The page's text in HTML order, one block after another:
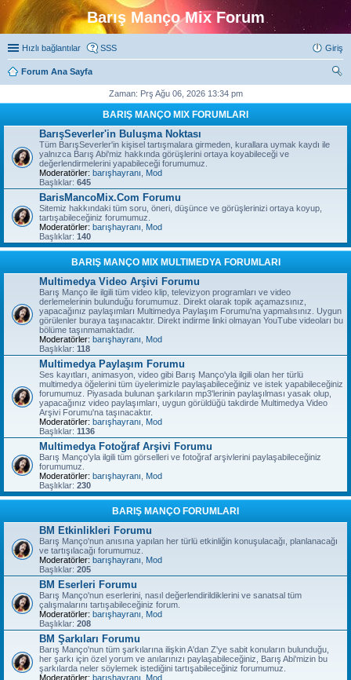
Barış Manço Mix Forum
Hızlı bağlantılar SSS Giriş
Forum Ana Sayfa
Zaman: Prş Ağu 06, 2026 13:34 pm
BARIŞ MANÇO MIX FORUMLARI
BarışSeverler'in Buluşma Noktası
Tüm BarışSeverler'in kişisel tartışmalara girmeden, kurallara uymak kaydı ile
yalnızca Barış Abi'miz hakkında görüşlerini ortaya koyabileceği ve
değerlendirmelerini yapabileceği forumumuz.
Moderatörler: barışhayranı
Mod
Başlıklar: 645
BarisMancoMix.Com Forumu
Sitemiz hakkındaki tüm soru, öneri, düşünce ve görüşlerinizi ortaya koyup,
tartışabileceğiniz forumumuz.
Moderatörler: barışhayranı
Mod
Başlıklar: 140
BARIŞ MANÇO MIX MULTIMEDYA FORUMLARI
Multimedya Video Arşivi Forumu
Barış Manço ile ilgili tüm video klip, televizyon programları ve video
derlemelerinin bulunduğu forumumuz. Direkt olarak topik açamazsınız,
yapacağınız paylaşımları Multimedya Paylaşım Forumu'na yapmalısınız. Uygun
görülenler buraya taşınacaktır. Direkt indirme linki olmayan YouTube videoları bu
bölüme taşınmamaktadır.
Moderatörler: barışhayranı
Mod
Başlıklar: 118
Multimedya Paylaşım Forumu
Ses kayıtları, animasyon, video gibi Barış Manço'yla ilgili olan her türlü
multimedya öğelerini tüm üyelerimizle paylaşabileceğiniz ve istek yapabileceğiniz
forumumuz. Piyasada bulunan şarkıların mp3'lerinin paylaşılması yasak olup,
yapacağınız video paylaşımları, uygun görüldüğü takdirde Multimedya Video
Arşivi Forumu'na taşınacaktır.
Moderatörler: barışhayranı
Mod
Başlıklar: 1136
Multimedya Fotoğraf Arşivi Forumu
Barış Manço'yla ilgili tüm görselleri ve fotoğraf arşivlerini paylaşabileceğiniz
forumumuz.
Moderatörler: barışhayranı
Mod
Başlıklar: 230
BARIŞ MANÇO FORUMLARI
BM Etkinlikleri Forumu
Barış Manço'nun anısına yapılan her türlü etkinliğin konuşulacağı, planlanacağı
ve tartışılacağı forumumuz.
Moderatörler: barışhayranı
Mod
Başlıklar: 205
BM Eserleri Forumu
Barış Manço'nun eserlerini, nasıl değerlendirildiklerini ve sanatsal tüm
çalışmalarını tartışabileceğiniz forum.
Moderatörler: barışhayranı
Mod
Başlıklar: 208
BM Şarkıları Forumu
Barış Manço'nun tüm şarkılarına ilişkin A'dan Z'ye sabit konuların bulunduğu,
her şarkı için özel yorum ve anılarınızı paylaşabileceğiniz, Barış Abi'mizin bu
şarkılarda neler söylemek istediğini tartışabileceğiniz forumumuz.
Moderatörler: barışhayranı
Mod